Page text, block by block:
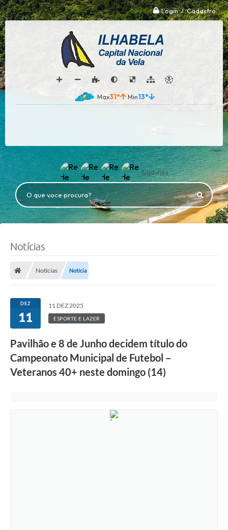
Login / Cadastro
31° 13°
Siga-nos
O que voce procura?
Notícias
Notícias Notícia
DEZ
11
11 DEZ 2025
ESPORTE E LAZER
Pavilhão e 8 de Junho decidem título do
Campeonato Municipal de Futebol –
Veteranos 40+ neste domingo (14)